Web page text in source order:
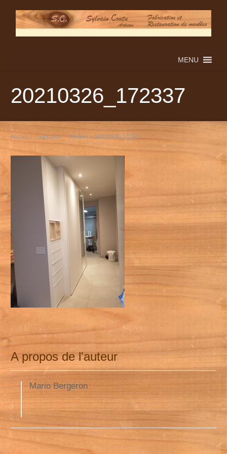
MENU
20210326_172337
Accueil » Fabrication – Meubles » 20210326_172337
A propos de l'auteur
Mario Bergeron